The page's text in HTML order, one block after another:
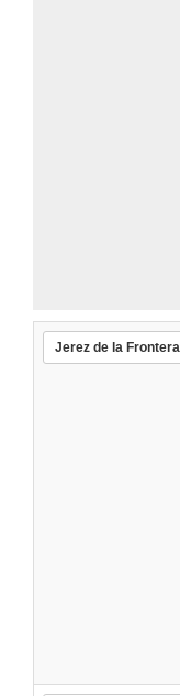
Jerez de la Frontera